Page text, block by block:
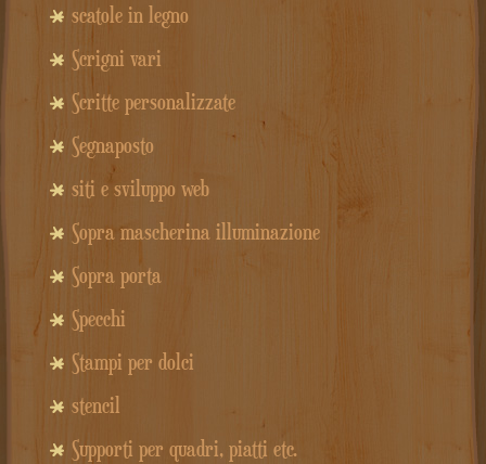
scatole in legno
Scrigni vari
Scritte personalizzate
Segnaposto
siti e sviluppo web
Sopra mascherina illuminazione
Sopra porta
Specchi
Stampi per dolci
stencil
Supporti per quadri, piatti etc.